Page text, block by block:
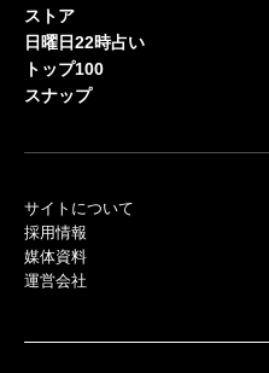
ストア
日曜日22時占い
トップ100
スナップ
サイトについて
採用情報
媒体資料
運営会社